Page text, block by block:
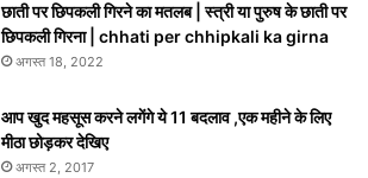
छाती पर छिपकली गिरने का मतलब | स्त्री या पुरुष के छाती पर
छिपकली गिरना | chhati per chhipkali ka girna
अगस्त 18, 2022
आप खुद महसूस करने लगेंगे ये 11 बदलाव ,एक महीने के लिए
मीठा छोड़कर देखिए
अगस्त 2, 2017